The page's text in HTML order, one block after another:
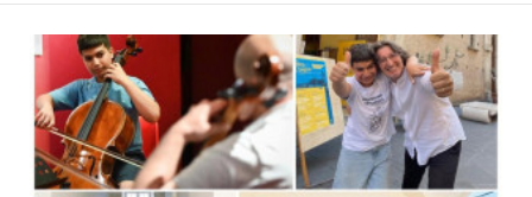
Հայաստանը կարիք ունի Ավետիք Չալաբյանի
նման խելացի, աշխատասեր և զարգացած մարդու.
Արմեն Մանվելյան
3 ԺԱՄ
ԱՌԱՋ
Հիմա. Նարեկ Կարապետյանի ճեպազրույցը